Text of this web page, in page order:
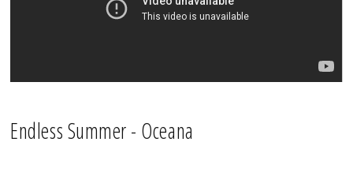
Endless Summer - Oceana